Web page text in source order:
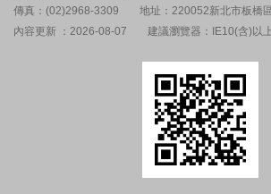
傳真：(02)2968-3309
地址：220052新北市板橋
內容更新 ：2026-08-07
建議瀏覽器：IE10(含)以